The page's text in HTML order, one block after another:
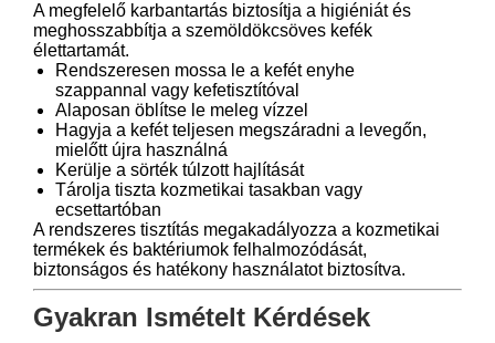
A megfelelő karbantartás biztosítja a higiéniát és
meghosszabbítja a szemöldökcsöves kefék
élettartamát.
Rendszeresen mossa le a kefét enyhe
szappannal vagy kefetisztítóval
Alaposan öblítse le meleg vízzel
Hagyja a kefét teljesen megszáradni a levegőn,
mielőtt újra használná
Kerülje a sörték túlzott hajlítását
Tárolja tiszta kozmetikai tasakban vagy
ecsettartóban
A rendszeres tisztítás megakadályozza a kozmetikai
termékek és baktériumok felhalmozódását,
biztonságos és hatékony használatot biztosítva.
Gyakran Ismételt Kérdések